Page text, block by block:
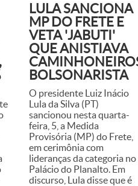
LULA SANCIONA
MP DO FRETE E
VETA 'JABUTI'
QUE ANISTIAVA
BOLSONARISTA
O presidente Luiz Inácio
Lula da Silva (PT)
sancionou nesta quarta-
feira, 5, a Medida
Provisória (MP) do Frete,
em cerimônia com
lideranças da categoria no
Palácio do Planalto. Em
discurso, Lula disse que é